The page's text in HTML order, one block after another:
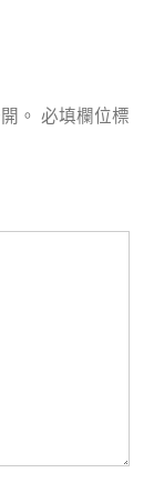
。 必填欄位標